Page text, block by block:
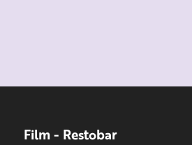
Film - Restobar